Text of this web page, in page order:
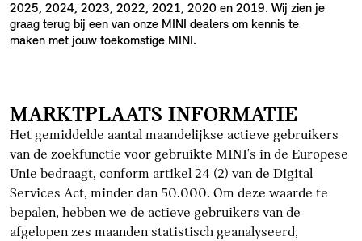
2025, 2024, 2023, 2022, 2021, 2020 en 2019. Wij zien je
graag terug bij een van onze MINI dealers om kennis te
maken met jouw toekomstige MINI.
MARKTPLAATS INFORMATIE
Het gemiddelde aantal maandelijkse actieve gebruikers
van de zoekfunctie voor gebruikte MINI's in de Europese
Unie bedraagt, conform artikel 24 (2) van de Digital
Services Act, minder dan 50.000. Om deze waarde te
bepalen, hebben we de actieve gebruikers van de
afgelopen zes maanden statistisch geanalyseerd,